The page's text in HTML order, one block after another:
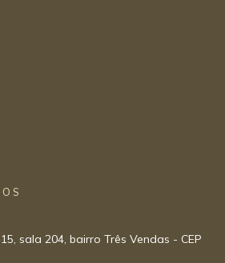
sala 204, bairro Três Vendas - CEP